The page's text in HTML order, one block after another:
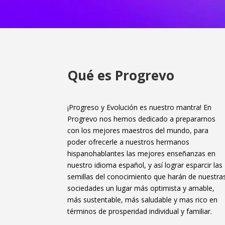
Qué es Progrevo
¡Progreso y Evolución es nuestro mantra! En
Progrevo nos hemos dedicado a prepararnos
con los mejores maestros del mundo, para
poder ofrecerle a nuestros hermanos
hispanohablantes las mejores enseñanzas en
nuestro idioma español, y así lograr esparcir las
semillas del conocimiento que harán de
sociedades un lugar más optimista y amable,
más sustentable, más saludable y mas rico en
términos de prosperidad individual y familiar.